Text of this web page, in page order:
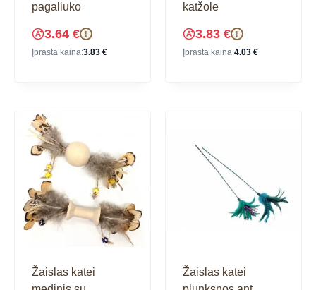
pagaliuko
3.64 € !
Įprasta kaina:3.83 €
katžole
3.83 € !
Įprasta kaina:4.03 €
Žaislas katei
Žaislas katei